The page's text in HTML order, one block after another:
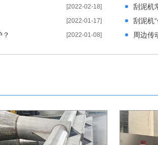
[2022-02-18] 刮泥机
[2022-01-17]
刮泥机
[2022-01-08] 周边传